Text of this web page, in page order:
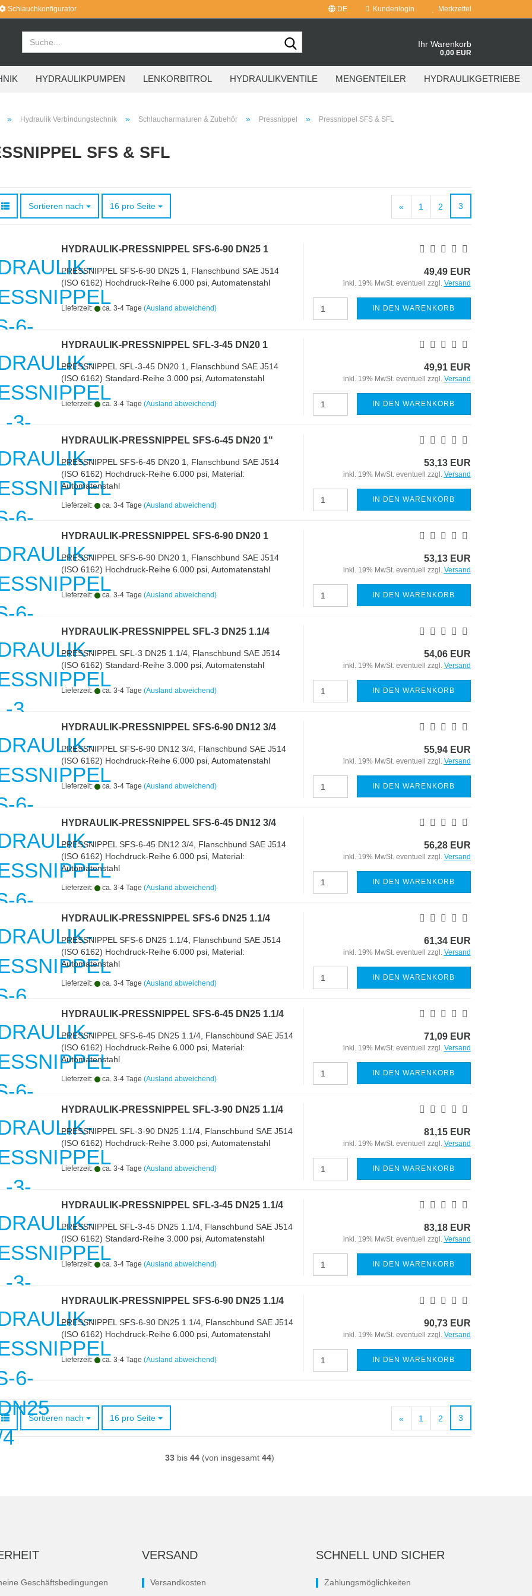
Schlauchkonfigurator DE Kundenlogin Merkzettel
Ihr Warenkorb
0,00 EUR
HYDRAULIKPUMPEN LENKORBITROL HYDRAULIKVENTILE MENGENTEILER HYDRAULIKGETRIEBE
» Hydraulik Verbindungstechnik » Schlaucharmaturen & Zubehör » Pressnippel » Pressnippel SFS & SFL
SFS & SFL
Sortieren nach
Sortieren nach 16 pro Seite
pro Seite « 1 2 3
HYDRAULIK-PRESSNIPPEL SFS-6-90 DN25 1
PRESSNIPPEL SFS-6-90 DN25 1, Flanschbund SAE J514
(ISO 6162) Hochdruck-Reihe 6.000 psi, Automatenstahl
Lieferzeit: ca. 3-4 Tage (Ausland abweichend)
49,49 EUR
inkl. 19% MwSt. eventuell zzgl. Versand
IN DEN WARENKORB
HYDRAULIK-PRESSNIPPEL SFL-3-45 DN20 1
PRESSNIPPEL SFL-3-45 DN20 1, Flanschbund SAE J514
(ISO 6162) Standard-Reihe 3.000 psi, Automatenstahl
Lieferzeit: ca. 3-4 Tage (Ausland abweichend)
49,91 EUR
inkl. 19% MwSt. eventuell zzgl. Versand
IN DEN WARENKORB
HYDRAULIK-PRESSNIPPEL SFS-6-45 DN20 1"
PRESSNIPPEL SFS-6-45 DN20 1, Flanschbund SAE J514
(ISO 6162) Hochdruck-Reihe 6.000 psi, Material:
Automatenstahl
Lieferzeit: ca. 3-4 Tage (Ausland abweichend)
53,13 EUR
inkl. 19% MwSt. eventuell zzgl. Versand
IN DEN WARENKORB
HYDRAULIK-PRESSNIPPEL SFS-6-90 DN20 1
PRESSNIPPEL SFS-6-90 DN20 1, Flanschbund SAE J514
(ISO 6162) Hochdruck-Reihe 6.000 psi, Automatenstahl
Lieferzeit: ca. 3-4 Tage (Ausland abweichend)
53,13 EUR
inkl. 19% MwSt. eventuell zzgl. Versand
IN DEN WARENKORB
HYDRAULIK-PRESSNIPPEL SFL-3 DN25 1.1/4
PRESSNIPPEL SFL-3 DN25 1.1/4, Flanschbund SAE J514
(ISO 6162) Standard-Reihe 3.000 psi, Automatenstahl
Lieferzeit: ca. 3-4 Tage (Ausland abweichend)
54,06 EUR
inkl. 19% MwSt. eventuell zzgl. Versand
IN DEN WARENKORB
HYDRAULIK-PRESSNIPPEL SFS-6-90 DN12 3/4
PRESSNIPPEL SFS-6-90 DN12 3/4, Flanschbund SAE J514
(ISO 6162) Hochdruck-Reihe 6.000 psi, Automatenstahl
Lieferzeit: ca. 3-4 Tage (Ausland abweichend)
55,94 EUR
inkl. 19% MwSt. eventuell zzgl. Versand
IN DEN WARENKORB
HYDRAULIK-PRESSNIPPEL SFS-6-45 DN12 3/4
PRESSNIPPEL SFS-6-45 DN12 3/4, Flanschbund SAE J514
(ISO 6162) Hochdruck-Reihe 6.000 psi, Material:
Automatenstahl
Lieferzeit: ca. 3-4 Tage (Ausland abweichend)
56,28 EUR
inkl. 19% MwSt. eventuell zzgl. Versand
IN DEN WARENKORB
HYDRAULIK-PRESSNIPPEL SFS-6 DN25 1.1/4
PRESSNIPPEL SFS-6 DN25 1.1/4, Flanschbund SAE J514
(ISO 6162) Hochdruck-Reihe 6.000 psi, Material:
Automatenstahl
Lieferzeit: ca. 3-4 Tage (Ausland abweichend)
61,34 EUR
inkl. 19% MwSt. eventuell zzgl. Versand
IN DEN WARENKORB
HYDRAULIK-PRESSNIPPEL SFS-6-45 DN25 1.1/4
PRESSNIPPEL SFS-6-45 DN25 1.1/4, Flanschbund SAE J514
(ISO 6162) Hochdruck-Reihe 6.000 psi, Material:
Automatenstahl
Lieferzeit: ca. 3-4 Tage (Ausland abweichend)
71,09 EUR
inkl. 19% MwSt. eventuell zzgl. Versand
IN DEN WARENKORB
HYDRAULIK-PRESSNIPPEL SFL-3-90 DN25 1.1/4
PRESSNIPPEL SFL-3-90 DN25 1.1/4, Flanschbund SAE J514
(ISO 6162) Hochdruck-Reihe 3.000 psi, Automatenstahl
Lieferzeit: ca. 3-4 Tage (Ausland abweichend)
81,15 EUR
inkl. 19% MwSt. eventuell zzgl. Versand
IN DEN WARENKORB
HYDRAULIK-PRESSNIPPEL SFL-3-45 DN25 1.1/4
PRESSNIPPEL SFL-3-45 DN25 1.1/4, Flanschbund SAE J514
(ISO 6162) Standard-Reihe 3.000 psi, Automatenstahl
Lieferzeit: ca. 3-4 Tage (Ausland abweichend)
83,18 EUR
inkl. 19% MwSt. eventuell zzgl. Versand
IN DEN WARENKORB
HYDRAULIK-PRESSNIPPEL SFS-6-90 DN25 1.1/4
PRESSNIPPEL SFS-6-90 DN25 1.1/4, Flanschbund SAE J514
(ISO 6162) Hochdruck-Reihe 6.000 psi, Automatenstahl
Lieferzeit: ca. 3-4 Tage (Ausland abweichend)
90,73 EUR
inkl. 19% MwSt. eventuell zzgl. Versand
IN DEN WARENKORB
Sortieren nach
Sortieren nach 16 pro Seite
pro Seite « 1 2 3
33 bis44 (von insgesamt44)
Geschäftsbedingungen
VERSAND
Versandkosten
SCHNELL UND SICHER
Zahlungsmöglichkeiten